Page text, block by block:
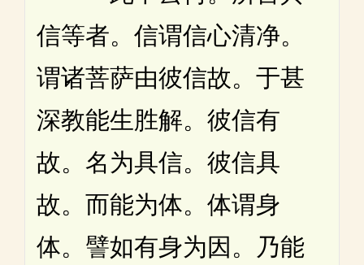
信等者。信谓信心清净。
谓诸菩萨由彼信故。于甚
深教能生胜解。彼信有
故。名为具信。彼信具
故。而能为体。体谓身
体。譬如有身为因。乃能